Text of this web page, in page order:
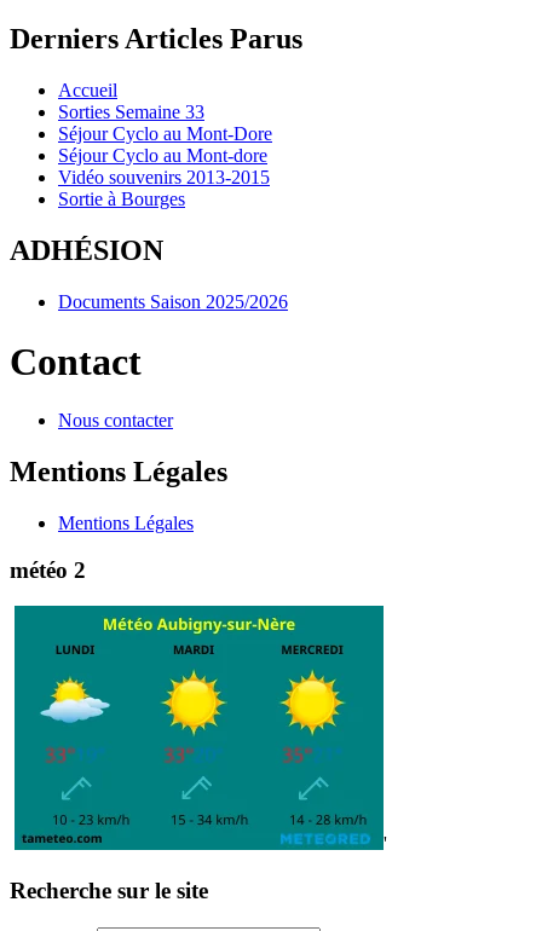
Derniers Articles Parus
Accueil
Sorties Semaine 33
Séjour Cyclo au Mont-Dore
Séjour Cyclo au Mont-dore
Vidéo souvenirs 2013-2015
Sortie à Bourges
ADHÉSION
Documents Saison 2025/2026
Contact
Nous contacter
Mentions Légales
Mentions Légales
météo 2
'
Recherche sur le site